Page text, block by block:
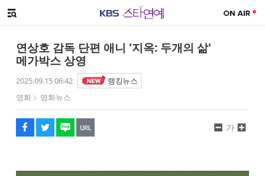
메뉴 열기
연상호 감독 단편 애니 '지옥: 두개의 삶'
메가박스 상영
2025.09.15 06:42
랭킹뉴스
영화
영화뉴스
페이스북
트위터
네이버
URL복사
글씨 작게보기
가
글씨 크게보기
해시태그